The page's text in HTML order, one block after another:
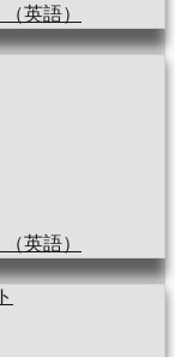
英語）
英語）